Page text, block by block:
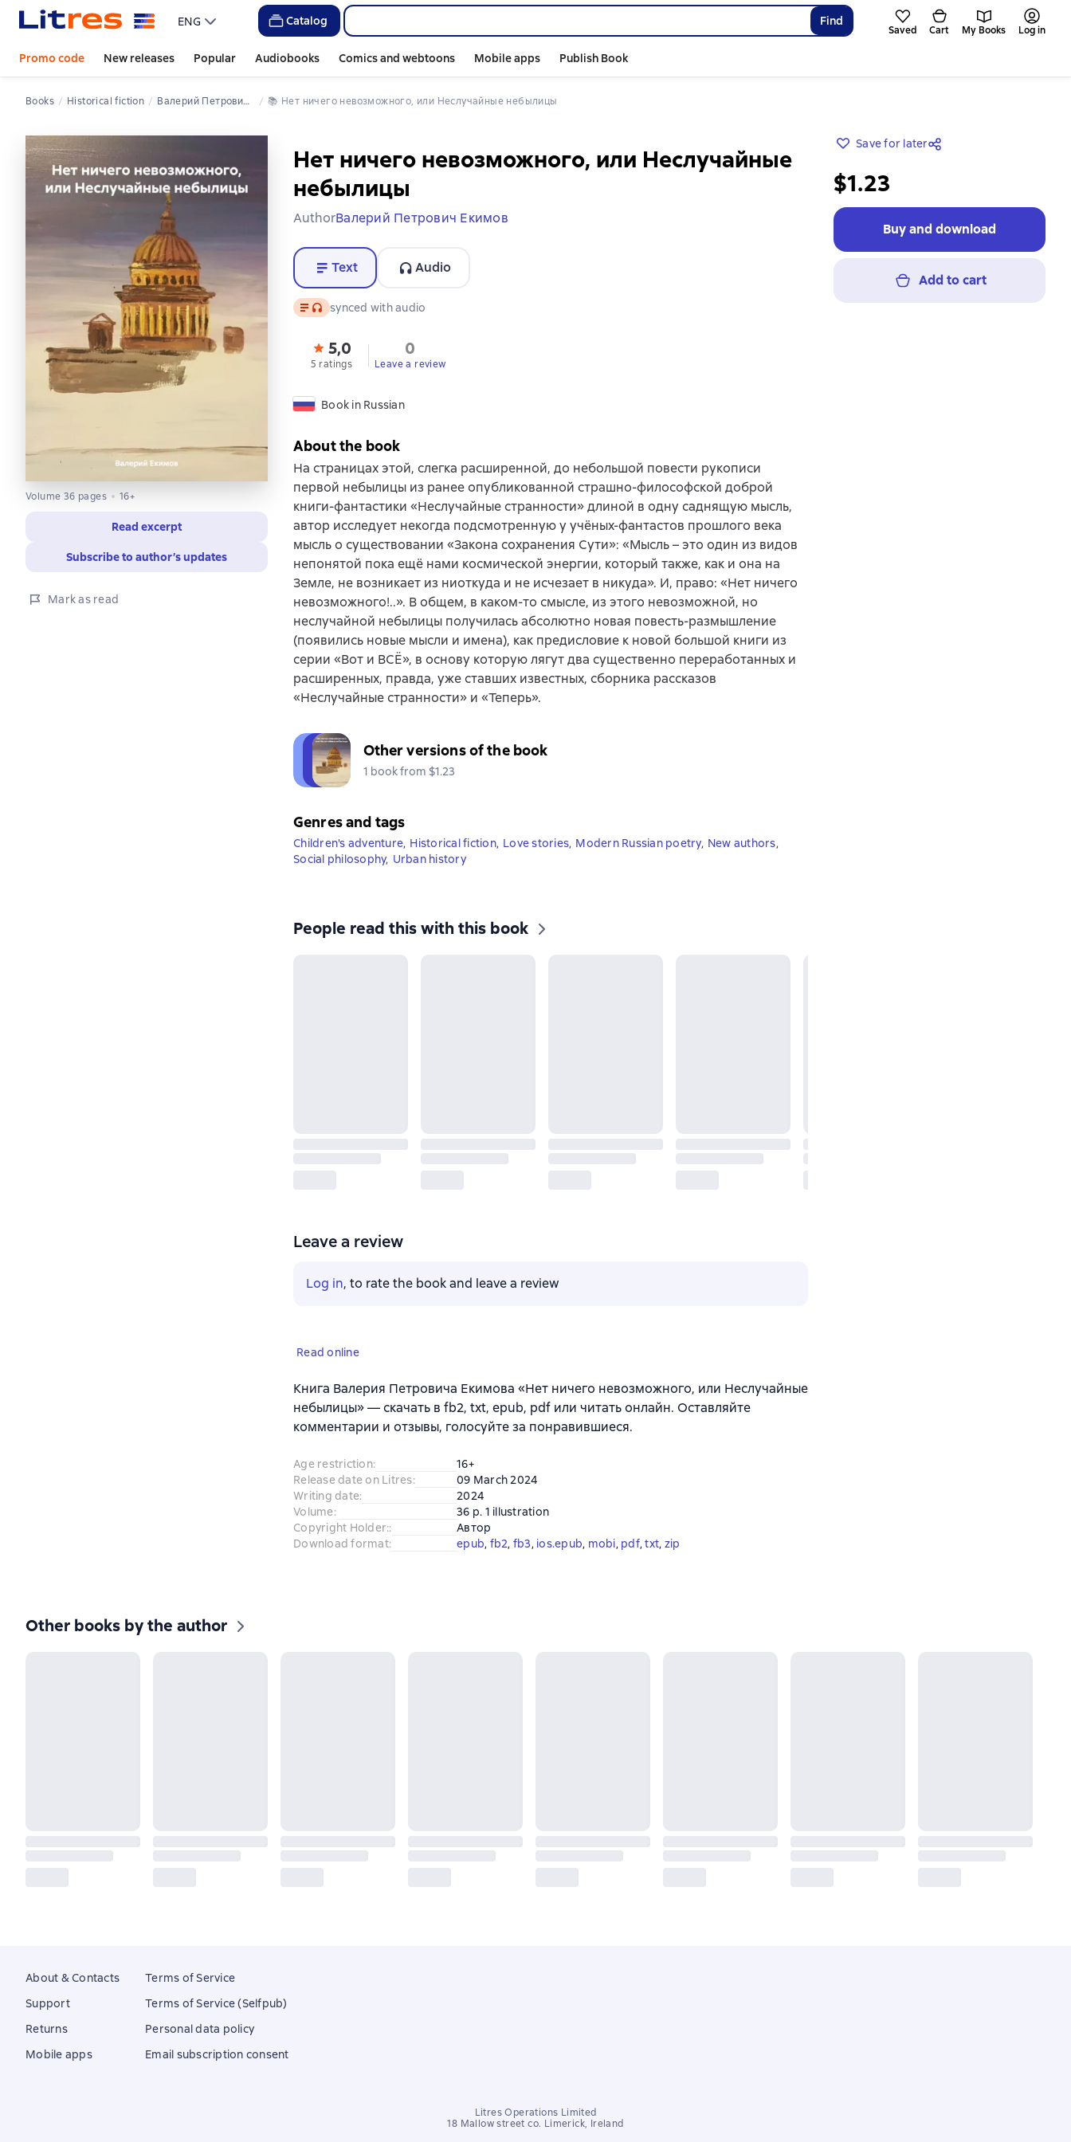
ENG Catalog Find
Saved Cart My Books Log in
Promo code New releases Popular Audiobooks Comics and webtoons Mobile apps Publish Book
Books Historical fiction Валерий Петрович Екимов 📚 Нет ничего невозможного, или Неслучайные небылицы
Volume 36 pages 16+
Read excerpt
Subscribe to author’s updates
Mark as read
Нет ничего невозможного, или Неслучайные
небылицы
AuthorВалерий Петрович Екимов
Text Audio
Text, audio format available
synced with audio
5,0
5 ratings
0
Leave a review
Book in Russian
Save for later
$1.23
Buy and download
Add to cart
About the book
На страницах этой, слегка расширенной, до небольшой повести рукописи
первой небылицы из ранее опубликованной страшно-философской доброй
книги-фантастики «Неслучайные странности» длиной в одну саднящую мысль,
автор исследует некогда подсмотренную у учёных-фантастов прошлого века
мысль о существовании «Закона сохранения Сути»: «Мысль – это один из видов
непонятой пока ещё нами космической энергии, который также, как и она на
Земле, не возникает из ниоткуда и не исчезает в никуда». И, право: «Нет ничего
невозможного!..». В общем, в каком-то смысле, из этого невозможной, но
неслучайной небылицы получилась абсолютно новая повесть-размышление
(появились новые мысли и имена), как предисловие к новой большой книги из
серии «Вот и ВСЁ», в основу которую лягут два существенно переработанных и
расширенных, правда, уже ставших известных, сборника рассказов
«Неслучайные странности» и «Теперь».
Other versions of the book
1 book from $1.23
Genres and tags
Children's adventure, Historical fiction, Love stories, Modern Russian poetry, New authors,
Social philosophy, Urban history
People read this with this book
Leave a review
Log in, to rate the book and leave a review
Read online
Книга Валерия Петровича Екимова «Нет ничего невозможного, или Неслучайные
небылицы» — скачать в fb2, txt, epub, pdf или читать онлайн. Оставляйте
комментарии и отзывы, голосуйте за понравившиеся.
Age restriction:
16+
Release date on Litres:
09 March 2024
Writing date:
2024
Volume:
36 p. 1 illustration
Copyright Holder::
Автор
Download format: epub, fb2, fb3, ios.epub, mobi, pdf, txt, zip
Other books by the author
About & Contacts
Support
Returns
Mobile apps
Terms of Service
Terms of Service (Selfpub)
Personal data policy
Email subscription consent
Litres Operations Limited
18 Mallow street co. Limerick, Ireland